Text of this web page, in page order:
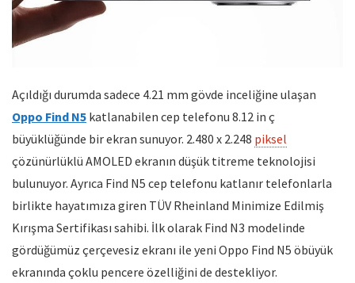
Açıldığı durumda sadece 4.21 mm gövde inceliğine ulaşan
Oppo Find N5 katlanabilen cep telefonu 8.12 in ç
büyüklüğünde bir ekran sunuyor. 2.480 x 2.248 piksel
çözünürlüklü AMOLED ekranın düşük titreme teknolojisi
bulunuyor. Ayrıca Find N5 cep telefonu katlanır telefonlarla
birlikte hayatımıza giren TÜV Rheinland Minimize Edilmiş
Kırışma Sertifikası sahibi. İlk olarak Find N3 modelinde
gördüğümüz çerçevesiz ekranı ile yeni Oppo Find N5 öbüyük
ekranında çoklu pencere özelliğini de destekliyor.